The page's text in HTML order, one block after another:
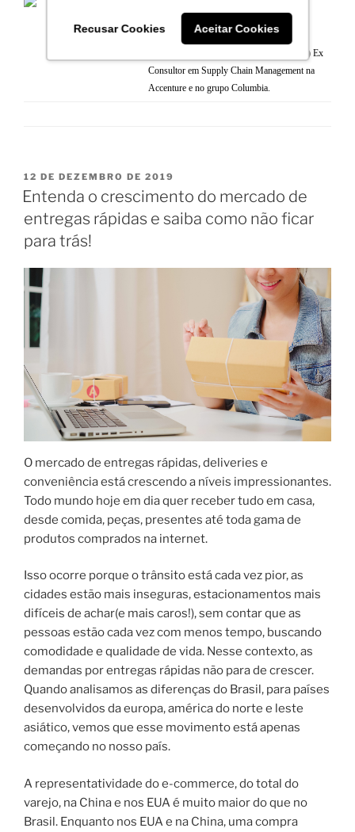
Recusar Cookies Aceitar Cookies
logística Empresarial pela FGV-SP,
especialização em Marketing pela UNE
(Austrália) e em Gestão pela UC (Espanha) Ex
Consultor em Supply Chain Management na
Accenture e no grupo Columbia.
12 DE DEZEMBRO DE 2019
Entenda o crescimento do mercado de
entregas rápidas e saiba como não ficar
para trás!
O mercado de entregas rápidas, deliveries e
conveniência está crescendo a níveis impressionantes.
Todo mundo hoje em dia quer receber tudo em casa,
desde comida, peças, presentes até toda gama de
produtos comprados na internet.
Isso ocorre porque o trânsito está cada vez pior, as
cidades estão mais inseguras, estacionamentos mais
difíceis de achar(e mais caros!), sem contar que as
pessoas estão cada vez com menos tempo, buscando
comodidade e qualidade de vida. Nesse contexto, as
demandas por entregas rápidas não para de crescer.
Quando analisamos as diferenças do Brasil, para países
desenvolvidos da europa, américa do norte e leste
asiático, vemos que esse movimento está apenas
começando no nosso país.
A representatividade do e-commerce, do total do
varejo, na China e nos EUA é muito maior do que no
Brasil. Enquanto nos EUA e na China, uma compra